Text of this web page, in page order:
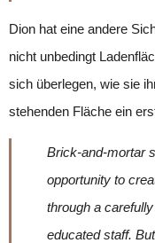
Dion hat eine andere
nicht unbedingt
sich überlegen, wie sie
stehenden Fläche ein
Brick-and-mortar
opportunity to
through a
educated staff.